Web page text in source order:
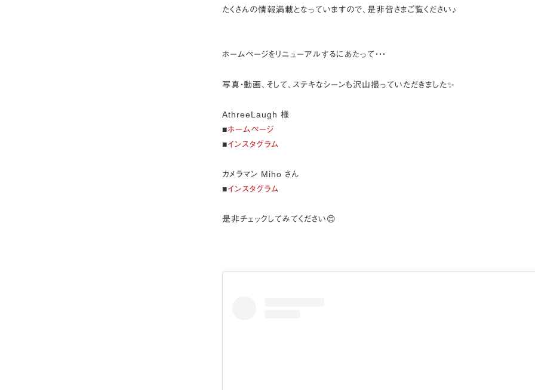
たくさんの情報満載となっていますので、是非皆さまご覧ください♪
ホームページをリニューアルするにあたって・・・
写真・動画、そして、ステキなシーンも沢山撮っていただきました✨
AthreeLaugh 様
■ホームページ
■インスタグラム
カメラマン Miho さん
■インスタグラム
是非チェックしてみてください😊